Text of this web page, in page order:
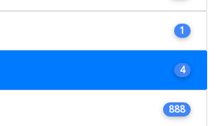
1
4
888